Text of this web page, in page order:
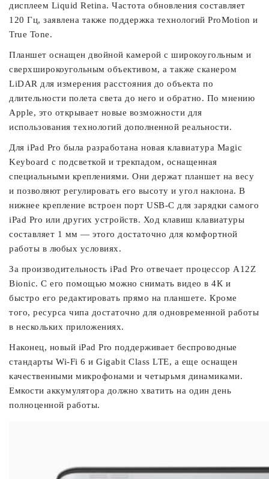
дисплеем Liquid Retina. Частота обновления составляет
120 Гц, заявлена также поддержка технологий ProMotion и
True Tone.
Планшет оснащен двойной камерой с широкоугольным и
сверхширокоугольным объективом, а также сканером
LiDAR для измерения расстояния до объекта по
длительности полета света до него и обратно. По мнению
Apple, это открывает новые возможности для
использования технологий дополненной реальности.
Для iPad Pro была разработана новая клавиатура Magic
Keyboard с подсветкой и трекпадом, оснащенная
специальными креплениями. Они держат планшет на весу
и позволяют регулировать его высоту и угол наклона. В
нижнее крепление встроен порт USB-C для зарядки самого
iPad Pro или других устройств. Ход клавиш клавиатуры
составляет 1 мм — этого достаточно для комфортной
работы в любых условиях.
За производительность iPad Pro отвечает процессор A12Z
Bionic. С его помощью можно снимать видео в 4К и
быстро его редактировать прямо на планшете. Кроме
того, ресурса чипа достаточно для одновременной работы
в нескольких приложениях.
Наконец, новый iPad Pro поддерживает беспроводные
стандарты Wi-Fi 6 и Gigabit Class LTE, а еще оснащен
качественными микрофонами и четырьмя динамиками.
Емкости аккумулятора должно хватить на один день
полноценной работы.